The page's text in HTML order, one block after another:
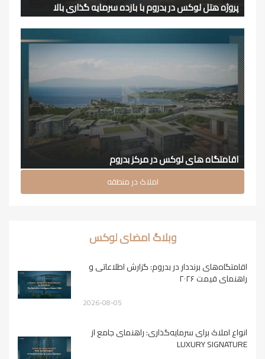
پروژه هتل لوکس در بدروم با بازده سرمایه گذاری بالا
اقامتگاه های لوکس در مرکز بدروم
املاک در منطقه
وبلاگ امضای لوکس
اقامتگاه‌های برنددار در بدروم: گزارش اطلاعاتی و
راهنمای قیمت ۲۰۲۶
2026-08-05
انواع املاک برای سرمایه‌گذاری: راهنمای جامع از
LUXURY SIGNATURE